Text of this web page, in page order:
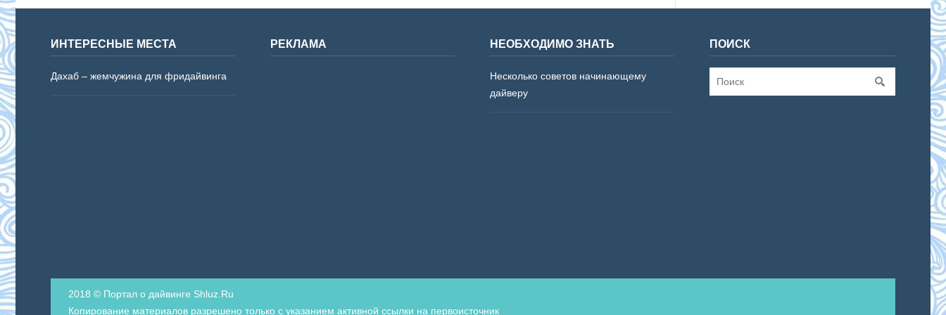
ИНТЕРЕСНЫЕ МЕСТА
Дахаб – жемчужина для фридайвинга
РЕКЛАМА НЕОБХОДИМО ЗНАТЬ
Несколько советов начинающему
дайверу
ПОИСК
2018 © Портал о дайвинге Shluz.Ru
Копирование материалов разрешено только с указанием активной ссылки на первоисточник